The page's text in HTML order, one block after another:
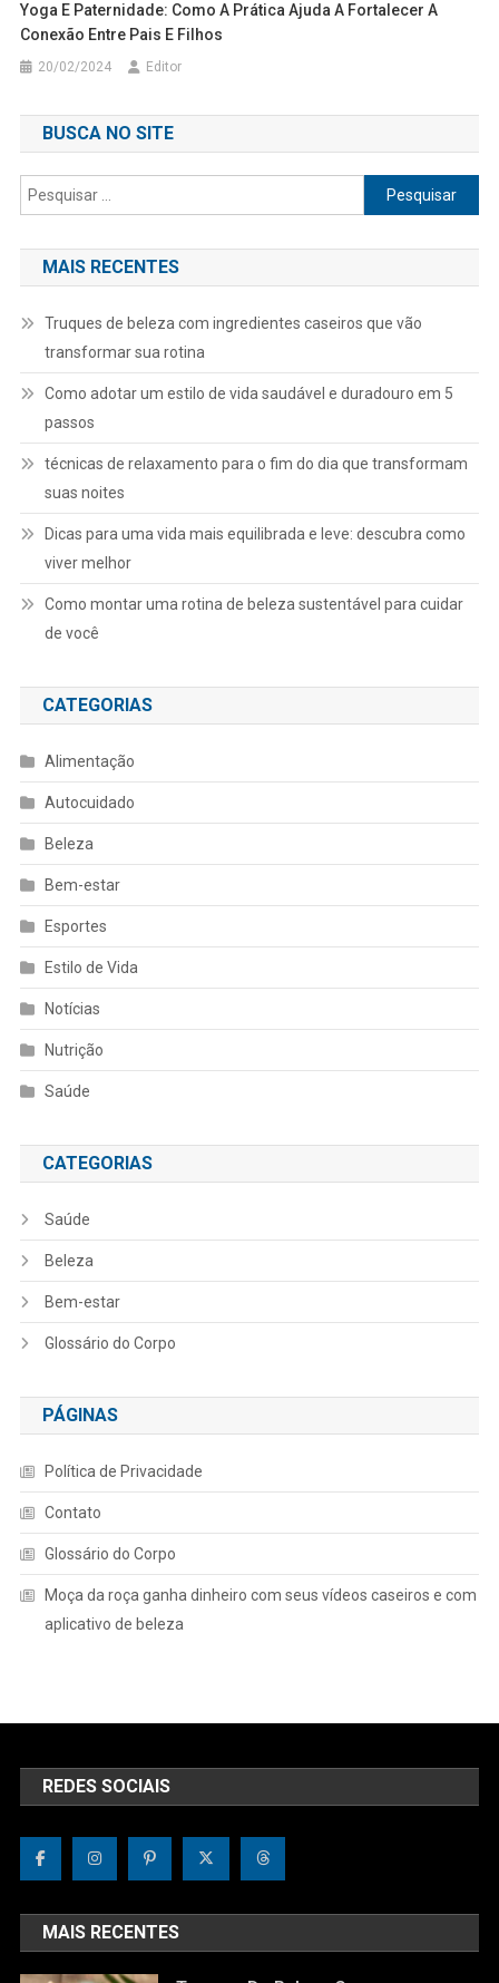
Yoga E Paternidade: Como A Prática Ajuda A Fortalecer A
Conexão Entre Pais E Filhos
20/02/2024 Editor
BUSCA NO SITE
Pesquisar
por:
MAIS RECENTES
Truques de beleza com ingredientes caseiros que vão
transformar sua rotina
Como adotar um estilo de vida saudável e duradouro em 5
passos
técnicas de relaxamento para o fim do dia que transformam
suas noites
Dicas para uma vida mais equilibrada e leve: descubra como
viver melhor
Como montar uma rotina de beleza sustentável para cuidar
de você
CATEGORIAS
Alimentação
Autocuidado
Beleza
Bem-estar
Esportes
Estilo de Vida
Notícias
Nutrição
Saúde
CATEGORIAS
Saúde
Beleza
Bem-estar
Glossário do Corpo
PÁGINAS
Política de Privacidade
Contato
Glossário do Corpo
Moça da roça ganha dinheiro com seus vídeos caseiros e com
aplicativo de beleza
REDES SOCIAIS
MAIS RECENTES